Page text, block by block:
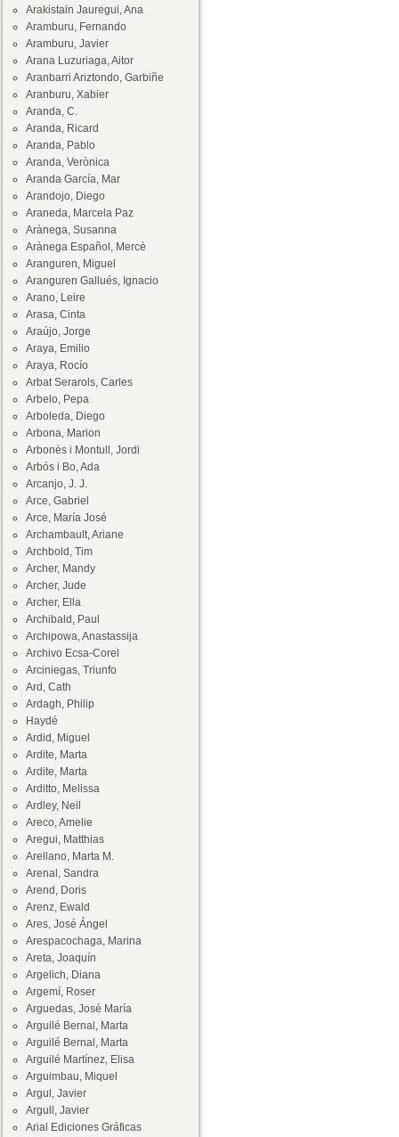
Arakistain Jauregui, Ana
Aramburu, Fernando
Aramburu, Javier
Arana Luzuriaga, Aitor
Aranbarri Ariztondo, Garbiñe
Aranburu, Xabier
Aranda, C.
Aranda, Ricard
Aranda, Pablo
Aranda, Verònica
Aranda García, Mar
Arandojo, Diego
Araneda, Marcela Paz
Arànega, Susanna
Arànega Español, Mercè
Aranguren, Miguel
Aranguren Gallués, Ignacio
Arano, Leire
Arasa, Cinta
Araújo, Jorge
Araya, Emilio
Araya, Rocío
Arbat Serarols, Carles
Arbelo, Pepa
Arboleda, Diego
Arbona, Marion
Arbonès i Montull, Jordi
Arbós i Bo, Ada
Arcanjo, J. J.
Arce, Gabriel
Arce, María José
Archambault, Ariane
Archbold, Tim
Archer, Mandy
Archer, Jude
Archer, Ella
Archibald, Paul
Archipowa, Anastassija
Archivo Ecsa-Corel
Arciniegas, Triunfo
Ard, Cath
Ardagh, Philip
Haydé
Ardid, Miguel
Ardite, Marta
Ardite, Marta
Arditto, Melissa
Ardley, Neil
Areco, Amelie
Aregui, Matthias
Arellano, Marta M.
Arenal, Sandra
Arend, Doris
Arenz, Ewald
Ares, José Ángel
Arespacochaga, Marina
Areta, Joaquín
Argelich, Diana
Argemí, Roser
Arguedas, José María
Arguilé Bernal, Marta
Arguilé Bernal, Marta
Arguilé Martínez, Elisa
Arguimbau, Miquel
Argul, Javier
Argull, Javier
Arial Ediciones Gráficas